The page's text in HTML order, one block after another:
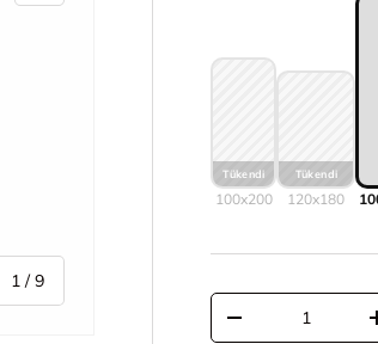
1 //9
100x200 120x180
Adet
Adeti azalt